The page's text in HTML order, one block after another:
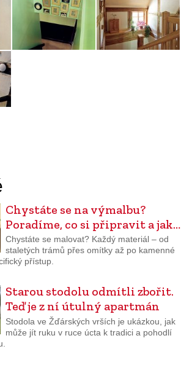
Chystáte se na výmalbu?
Poradíme, co si připravit a jak…
Chystáte se malovat? Každý materiál – od
staletých trámů přes omítky až po kamenné
přístup.
Starou stodolu odmítli zbořit.
Teď je z ní útulný apartmán
Stodola ve Žďárských vrších je ukázkou, jak
může jít ruku v ruce úcta k tradici a pohodlí